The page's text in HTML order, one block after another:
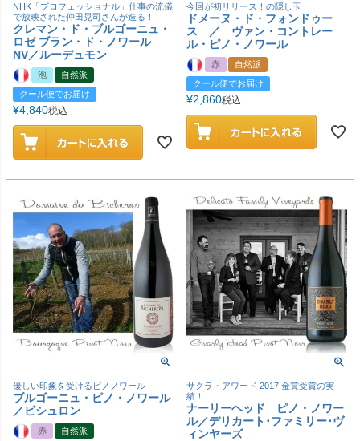
NHK「プロフェッショナル」仕事の流儀
で放映された仲田晃司さんが造る！
クレマン・ド・ブルゴーニュ・
ロゼ ブラン・ド・ノワール
NV／ルーデュモン
泡
自然派
クール便でお届け
¥4,840税込
今回が初リリース！の隠し玉
ドメーヌ・ド・フォンドゥー
ス ／ ヴァン・コントレー
ル・ピノ・ノワール
赤
自然派
クール便でお届け
¥2,860税込
優しい印象を受けるピノノワール
ブルゴーニュ・ピノ・ノワール
／ビシュロン
赤
自然派
サクラ・アワード 2017 金賞受賞の実
績！
ナーリーヘッド ピノ・ノワー
ル／デリカート･ファミリー･ヴ
ィンヤーズ